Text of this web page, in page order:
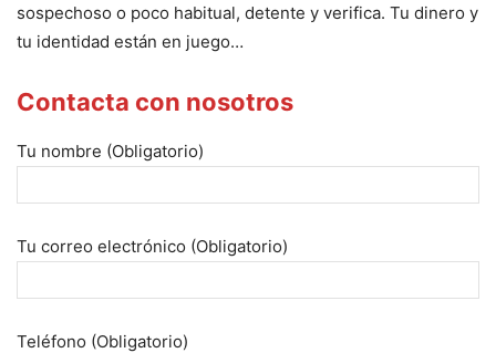
sospechoso o poco habitual, detente y verifica. Tu dinero y
tu identidad están en juego…
Contacta con nosotros
Tu nombre (Obligatorio)
Tu correo electrónico (Obligatorio)
Teléfono (Obligatorio)